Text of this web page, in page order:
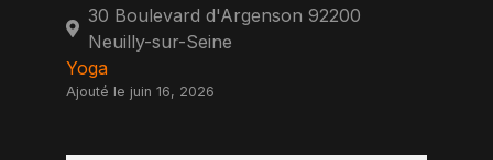
30 Boulevard d'Argenson 92200
Neuilly-sur-Seine
Yoga
Ajouté le juin 16, 2026